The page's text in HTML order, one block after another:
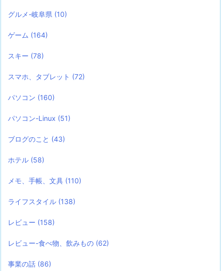
グルメ-岐阜県 (10)
ゲーム (164)
スキー (78)
スマホ、タブレット (72)
パソコン (160)
パソコン-Linux (51)
ブログのこと (43)
ホテル (58)
メモ、手帳、文具 (110)
ライフスタイル (138)
レビュー (158)
レビュー-食べ物、飲みもの (62)
事業の話 (86)